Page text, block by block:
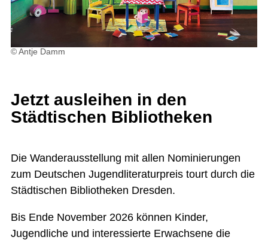
© Antje Damm
Jetzt ausleihen in den
Städtischen Bibliotheken
Die Wanderausstellung mit allen Nominierungen
zum Deutschen Jugendliteraturpreis tourt durch die
Städtischen Bibliotheken Dresden.
Bis Ende November 2026 können Kinder,
Jugendliche und interessierte Erwachsene die